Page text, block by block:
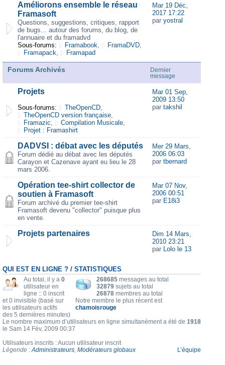
Améliorons ensemble le réseau
Framasoft
Questions, suggestions, critiques, rapport
de bugs... autour des forums, du blog, de
l'annuaire et du framadvd
Sous-forums:
Framabook, FramaDVD,
Framapack, Framapad
Mar 19 Déc,
2017 17:22
par yostral
Forums Archivés
Dernier
message
Projets
Sous-forums: TheOpenCD,
TheOpenCD version française,
Framazic, Compilation Musicale,
Projet : Framashirt
Mar 01 Sep,
2009 13:50
par takshil
DADVSI : débat avec les députés
Forum dédié au débat avec les députés
Carayon et Cazenave ayant eu lieu le 28
mars 2006.
Mer 29 Mars,
2006 06:03
par tbernard
Opération tee-shirt collector de
soutien à Framasoft
Forum archivé du premier tee-shirt
Framasoft devenu "collector" puisque plus
en vente.
Mar 07 Nov,
2006 00:51
par E18i3
Projets partenaires
Dim 14 Mars,
2010 23:21
par Lolo le 13
QUI EST EN LIGNE ? / STATISTIQUES
268685 messages au total
32879 sujets au total
26878 membres au total
Notre membre le plus récent est
chamoisrouge
Au total, il y a 0
utilisateur en
ligne :: 0 inscrit
et 0 invisible (basé sur
les utilisateurs actifs
des 5 dernières minutes)
Le nombre maximum d’utilisateurs en ligne simultanément a été de 1918
le Sam 14 Fév, 2009 00:37
Utilisateurs inscrits : Aucun utilisateur inscrit
Légende :Administrateurs, Modérateurs globaux L’équipe